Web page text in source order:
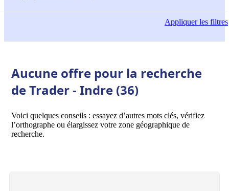
Appliquerles filtres
Aucune offre pour la recherche
de Trader - Indre (36)
Voici quelques conseils : essayez d’autres mots clés, vérifiez
l’orthographe ou élargissez votre zone géographique de
recherche.